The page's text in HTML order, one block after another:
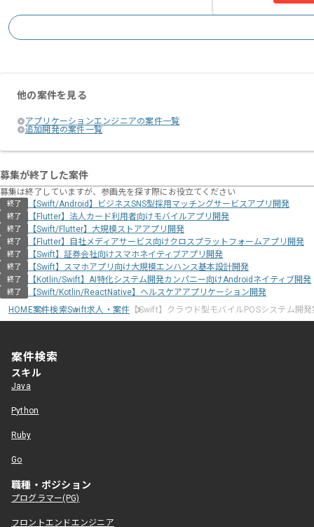
他の案件を見る
アプリケーションエンジニアの案件一覧
追加開発の案件一覧
募集が終了した案件
募集は終了していますが、参画先を探す際にお役立てください
終了 【Swift/Android】ビジネスSNS型採用マッチングサービスアプリ開発
終了 【Flutter】法人カード利用者向けモバイルアプリ開発
終了 【Swift/Flutter】大規模ストアアプリ開発
終了 【Flutter】自社メディアサービス向けクロスプラットフォームアプリ開発
終了 【Swift】証券会社向けスマホネイティブアプリ開発
終了 【Swift】スマホアプリ向け大規模エンハンス基本設計開発
終了 【Kotlin/Swift】AI特化システム開発カンパニー向けAndroidネイティブ開発
終了
【Swift/Kotlin/ReactNative】ヘルスケアアプリケーション開発
HOME案件検索Swift求人・案件 【Swift】クラウド型モバイルPOSシステム開
案件検索
スキル
Java
Python
Ruby
Go
職種・ポジション
プログラマー(PG)
フロントエンドエンジニア